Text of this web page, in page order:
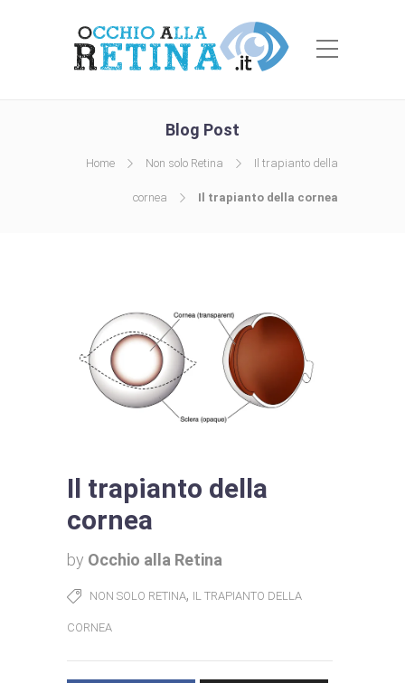
Blog Post
Home Non solo Retina Il trapianto della
cornea Il trapianto della cornea
Il trapianto della
cornea
by Occhio alla Retina
NON SOLO RETINA, IL TRAPIANTO DELLA
CORNEA